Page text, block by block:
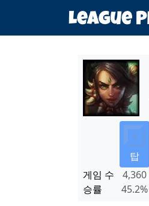
탑
게임 수
4,360
승률
45.2%